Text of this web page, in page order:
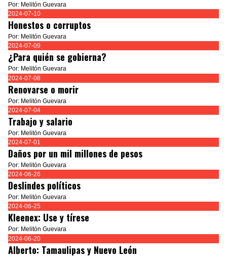
Por: Melitón Guevara
2024-07-10
Honestos o corruptos
Por: Melitón Guevara
2024-07-09
¿Para quién se gobierna?
Por: Melitón Guevara
2024-07-08
Renovarse o morir
Por: Melitón Guevara
2024-07-04
Trabajo y salario
Por: Melitón Guevara
2024-07-01
Daños por un mil millones de pesos
Por: Melitón Guevara
2024-06-26
Deslindes políticos
Por: Melitón Guevara
2024-06-25
Kleenex: Use y tírese
Por: Melitón Guevara
2024-06-20
Alberto: Tamaulipas y Nuevo León